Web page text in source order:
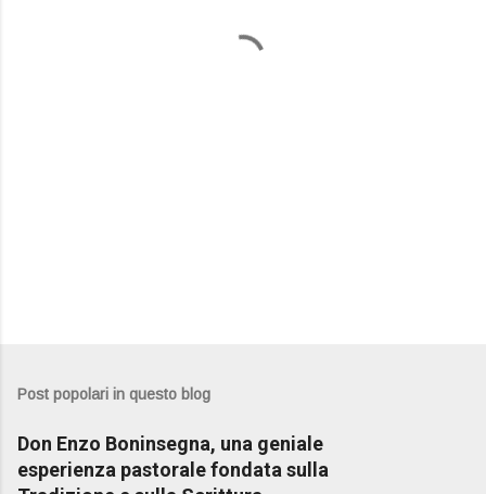
Post popolari in questo blog
Don Enzo Boninsegna, una geniale
esperienza pastorale fondata sulla